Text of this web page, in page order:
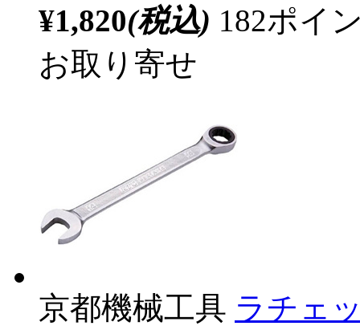
¥1,820(税込) 182ポイ
お取り寄せ
京都機械工具 ラチェ